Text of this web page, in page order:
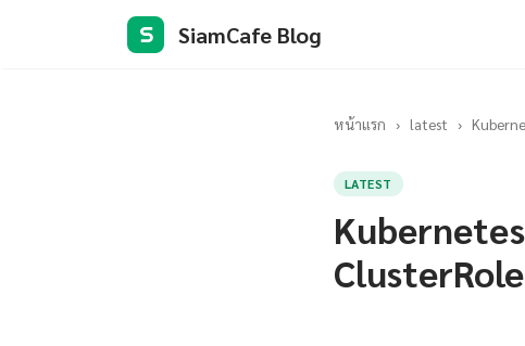
S SiamCafe Blog
หน้าแรก › latest ›
LATEST